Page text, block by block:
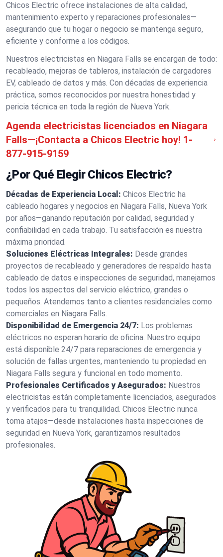
Chicos Electric ofrece instalaciones de alta calidad,
mantenimiento experto y reparaciones profesionales—
asegurando que tu hogar o negocio se mantenga seguro,
eficiente y conforme a los códigos.
Nuestros electricistas en Niagara Falls se encargan de todo:
recableado, mejoras de tableros, instalación de cargadores
EV, cableado de datos y más. Con décadas de experiencia
práctica, somos reconocidos por nuestra honestidad y
pericia técnica en toda la región de Nueva York.
Agenda electricistas licenciados en Niagara
Falls—¡Contacta a Chicos Electric hoy! 1-
877-915-9159
¿Por Qué Elegir Chicos Electric?
Décadas de Experiencia Local: Chicos Electric ha
cableado hogares y negocios en Niagara Falls, Nueva York
por años—ganando reputación por calidad, seguridad y
confiabilidad en cada trabajo. Tu satisfacción es nuestra
máxima prioridad.
Soluciones Eléctricas Integrales: Desde grandes
proyectos de recableado y generadores de respaldo hasta
cableado de datos e inspecciones de seguridad, manejamos
todos los aspectos del servicio eléctrico, grandes o
pequeños. Atendemos tanto a clientes residenciales como
comerciales en Niagara Falls.
Disponibilidad de Emergencia 24/7: Los problemas
eléctricos no esperan horario de oficina. Nuestro equipo
está disponible 24/7 para reparaciones de emergencia y
solución de fallas urgentes, manteniendo tu propiedad en
Niagara Falls segura y funcional en todo momento.
Profesionales Certificados y Asegurados: Nuestros
electricistas están completamente licenciados, asegurados
y verificados para tu tranquilidad. Chicos Electric nunca
toma atajos—desde instalaciones hasta inspecciones de
seguridad en Nueva York, garantizamos resultados
profesionales.